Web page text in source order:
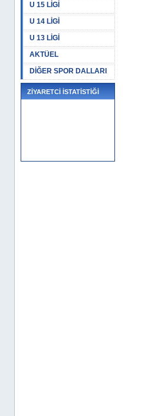
U 15 LİGİ
U 14 LİGİ
U 13 LİGİ
AKTÜEL
DİĞER SPOR DALLARI
ZİYARETCİ İSTATİSTİĞİ